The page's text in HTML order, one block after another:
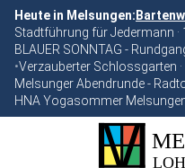
Heute in Melsungen:
Stadtführung für Jedermann ·
BLAUER SONNTAG -
•Verzauberter Schlossgarten
Melsunger Abendrunde -
HNA Yogasommer